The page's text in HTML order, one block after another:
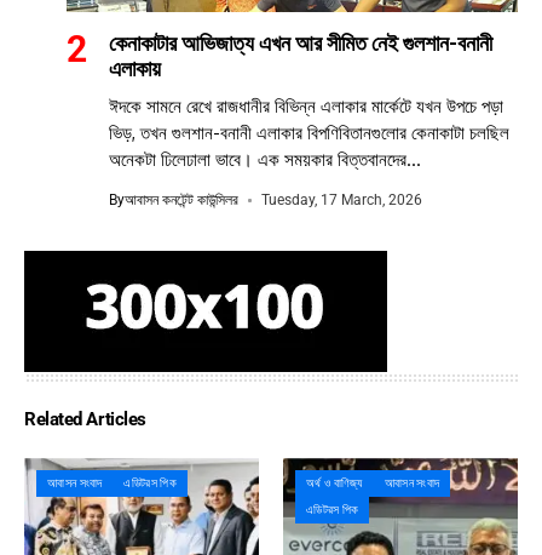
কেনাকাটার আভিজাত্য এখন আর সীমিত নেই গুলশান-বনানী
এলাকায়
ঈদকে সামনে রেখে রাজধানীর বিভিন্ন এলাকার মার্কেটে যখন উপচে পড়া
ভিড়, তখন গুলশান-বনানী এলাকার বিপণিবিতানগুলোর কেনাকাটা চলছিল
অনেকটা ঢিলেঢালা ভাবে। এক সময়কার বিত্তবানদের...
Byআবাসন কনটেন্ট কাউন্সিলর Tuesday, 17 March, 2026
Related Articles
আবাসন সংবাদ এডিটরস পিক অর্থ ও বাণিজ্য
আবাসন সংবাদ
এডিটরস পিক